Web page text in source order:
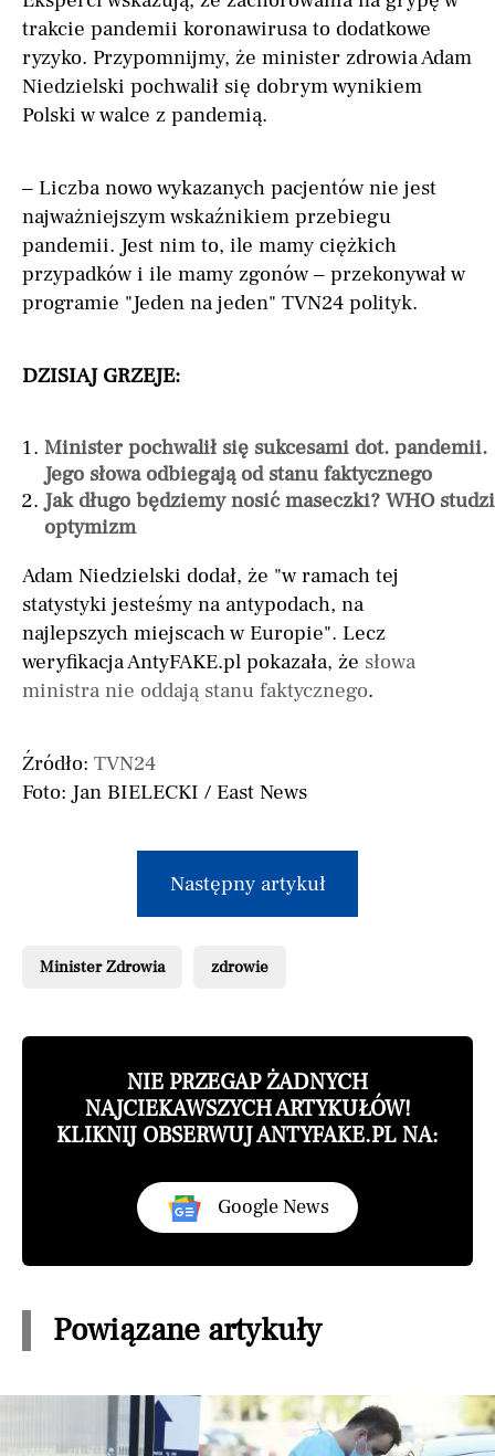
trakcie pandemii koronawirusa to dodatkowe
ryzyko. Przypomnijmy, że minister zdrowia Adam
Niedzielski pochwalił się dobrym wynikiem
Polski w walce z pandemią.
– Liczba nowo wykazanych pacjentów nie jest
najważniejszym wskaźnikiem przebiegu
pandemii. Jest nim to, ile mamy ciężkich
przypadków i ile mamy zgonów – przekonywał w
programie "Jeden na jeden" TVN24 polityk.
DZISIAJ GRZEJE:
Minister pochwalił się sukcesami dot. pandemii.
Jego słowa odbiegają od stanu faktycznego
Jak długo będziemy nosić maseczki? WHO studzi
optymizm
Adam Niedzielski dodał, że "w ramach tej
statystyki jesteśmy na antypodach, na
najlepszych miejscach w Europie". Lecz
weryfikacja AntyFAKE.pl pokazała, że słowa
ministra nie oddają stanu faktycznego.
Źródło: TVN24
Foto: Jan BIELECKI / East News
Następny artykuł
Minister Zdrowia zdrowie
NIE PRZEGAP ŻADNYCH
NAJCIEKAWSZYCH ARTYKUŁÓW!
KLIKNIJ OBSERWUJ ANTYFAKE.PL NA:
Google News
Powiązane artykuły